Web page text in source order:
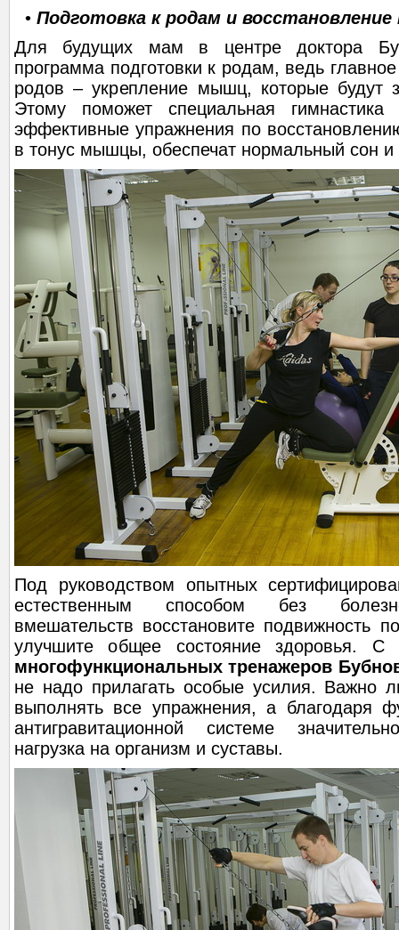
• Подготовка к родам и восстановление
Для будущих мам в центре доктора
программа подготовки к родам, ведь
родов – укрепление мышц, которые будут
Этому поможет специальная
эффективные упражнения по
в тонус мышцы, обеспечат нормальный сон и
Под руководством опытных
естественным способом без
вмешательств восстановите подвижность
улучшите общее состояние здоровья.
многофункциональных тренажеров
не надо прилагать особые усилия. Важно
выполнять все упражнения, а благодаря
антигравитационной системе
нагрузка на организм и суставы.